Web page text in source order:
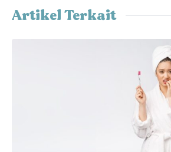
Artikel Terkait